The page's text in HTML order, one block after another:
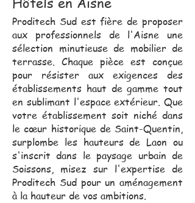
Proditech Sud est fière de proposer
aux professionnels de l'Aisne une
sélection minutieuse de mobilier de
terrasse. Chaque pièce est conçue
pour résister aux exigences des
établissements haut de gamme tout
en sublimant l'espace extérieur. Que
votre établissement soit niché dans
le cœur historique de Saint-Quentin,
surplombe les hauteurs de Laon ou
s'inscrit dans le paysage urbain de
Soissons, misez sur l'expertise de
Proditech Sud pour un aménagement
à la hauteur de vos ambitions.